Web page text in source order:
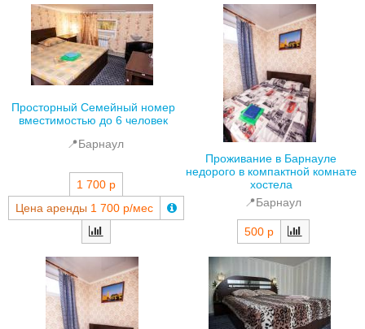
Просторный Семейный номер
вместимостью до 6 человек
📍Барнаул
1 700 р
Цена аренды 1 700 р/мес
Проживание в Барнауле
недорого в компактной комнате
хостела
📍Барнаул
500 р